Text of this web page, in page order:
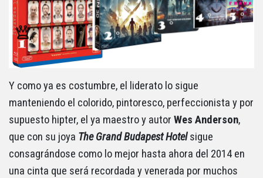
Y como ya es costumbre, el liderato lo sigue
manteniendo el colorido, pintoresco, perfeccionista y por
supuesto hipter, el ya maestro y autor Wes Anderson,
que con su joya The Grand Budapest Hotel sigue
consagrándose como lo mejor hasta ahora del 2014 en
una cinta que será recordada y venerada por muchos